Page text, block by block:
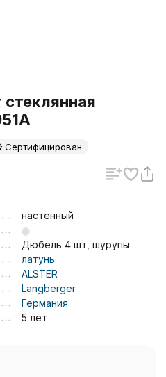
Сертифицирован
настенный
Дюбель 4 шт, шурупы
латунь
ALSTER
Langberger
Германия
5 лет